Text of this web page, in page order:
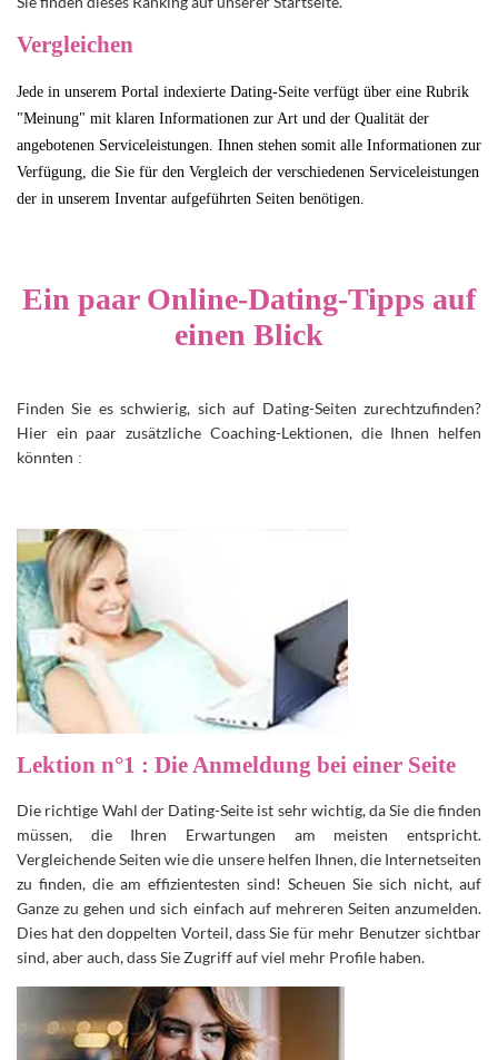
Vergleichen
Jede in unserem Portal indexierte Dating-Seite verfügt über eine Rubrik
"Meinung" mit klaren Informationen zur Art und der Qualität der
angebotenen Serviceleistungen. Ihnen stehen somit alle Informationen zur
Verfügung, die Sie für den Vergleich der verschiedenen Serviceleistungen
der in unserem Inventar aufgeführten Seiten benötigen.
Ein paar Online-Dating-Tipps auf
einen Blick
Finden Sie es schwierig, sich auf Dating-Seiten zurechtzufinden?
Hier ein paar zusätzliche Coaching-Lektionen, die Ihnen helfen
könnten :
Lektion n°1 : Die Anmeldung bei einer Seite
Die richtige Wahl der Dating-Seite ist sehr wichtig, da Sie die finden
müssen, die Ihren Erwartungen am meisten entspricht.
Vergleichende Seiten wie die unsere helfen Ihnen, die Internetseiten
zu finden, die am effizientesten sind! Scheuen Sie sich nicht, auf
Ganze zu gehen und sich einfach auf mehreren Seiten anzumelden.
Dies hat den doppelten Vorteil, dass Sie für mehr Benutzer sichtbar
sind, aber auch, dass Sie Zugriff auf viel mehr Profile haben.